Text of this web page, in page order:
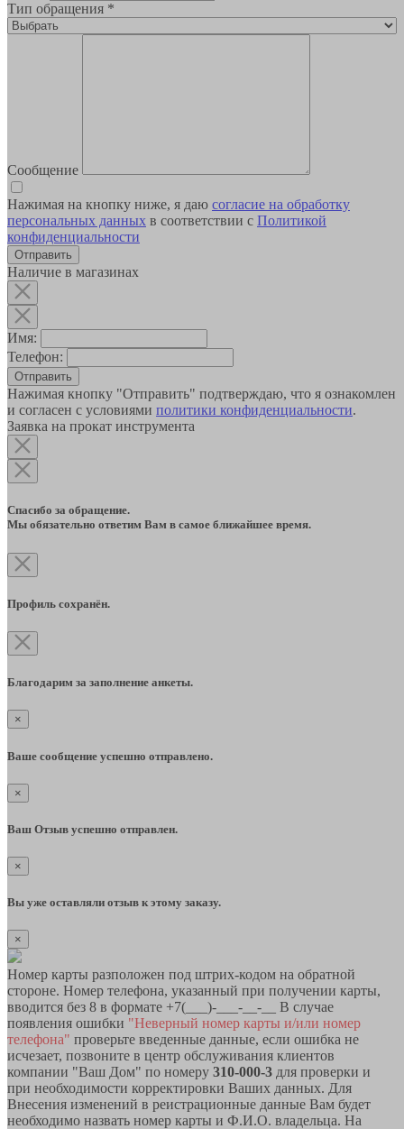
Тип обращения *
Сообщение
Нажимая на кнопку ниже, я даю согласие на обработку
персональных данных в соответствии с Политикой
конфиденциальности
Наличие в магазинах
Имя:
Телефон:
Отправить
Нажимая кнопку "Отправить" подтверждаю, что я ознакомлен
и согласен с условиями политики конфиденциальности.
Заявка на прокат инструмента
Спасибо за обращение.
Мы обязательно ответим Вам в самое ближайшее время.
Профиль сохранён.
Благодарим за заполнение анкеты.
×
Ваше сообщение успешно отправлено.
×
Ваш Отзыв успешно отправлен.
×
Вы уже оставляли отзыв к этому заказу.
×
Номер карты разположен под штрих-кодом на обратной
стороне. Номер телефона, указанный при получении карты,
вводится без 8 в формате +7(___)-___-__-__ В случае
появления ошибки "Неверный номер карты и/или номер
телефона" проверьте введенные данные, если ошибка не
исчезает, позвоните в центр обслуживания клиентов
компании "Ваш Дом" по номеру 310-000-3 для проверки и
при необходимости корректировки Ваших данных. Для
Внесения изменений в реистрационные данные Вам будет
необходимо назвать номер карты и Ф.И.О. владельца. На